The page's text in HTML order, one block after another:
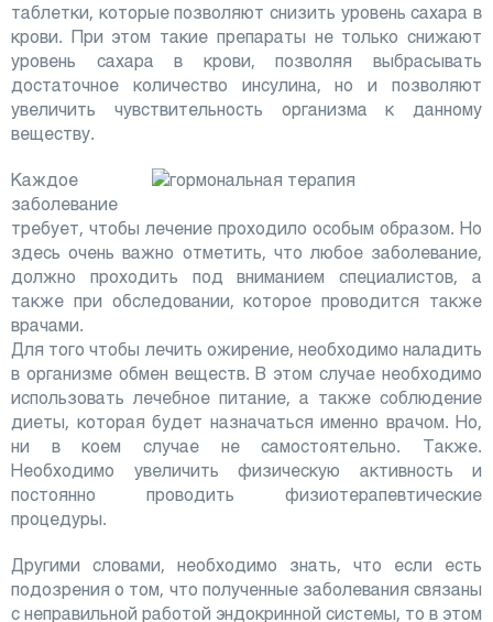
таблетки, которые позволяют снизить уровень сахара в
крови. При этом такие препараты не только снижают
уровень сахара в крови, позволяя выбрасывать
достаточное количество инсулина, но и позволяют
увеличить чувствительность организма к данному
веществу.
Каждое
заболевание
требует, чтобы лечение проходило особым образом. Но
здесь очень важно отметить, что любое заболевание,
должно проходить под вниманием специалистов, а
также при обследовании, которое проводится также
врачами.
Для того чтобы лечить ожирение, необходимо наладить
в организме обмен веществ. В этом случае необходимо
использовать лечебное питание, а также соблюдение
диеты, которая будет назначаться именно врачом. Но,
ни в коем случае не самостоятельно. Также.
Необходимо увеличить физическую активность и
постоянно проводить физиотерапевтические
процедуры.
Другими словами, необходимо знать, что если есть
подозрения о том, что полученные заболевания связаны
с неправильной работой эндокринной системы, то в этом